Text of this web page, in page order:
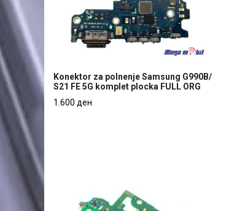
Konektor za polnenje Samsung G990B/
Konektor za polnenje Samsung G990B/
S21 FE 5G komplet plocka FULL ORG
1.600 ден